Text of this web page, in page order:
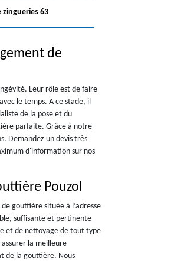
63
de
Leur rôle est de faire
le temps. A ce stade, il
de la pose et du
parfaite. Grâce à notre
Demandez un devis très
d'information sur nos
Pouzol
gouttière située à l’adresse
suffisante et pertinente
et de nettoyage de tout type
la meilleure
de la gouttière. Nous